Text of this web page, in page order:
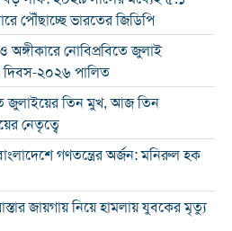
পৌঁছাচ্ছে ভারতের জিডিপি
ও অঙ্গীকারে নোবিপ্রবিতে জুলাই
দিবস-২০২৬ পালিত
জুলাইয়ের তিন মুখ, আজ তিন
নেতৃত্বে
গণতন্ত্রের অর্জন: মনিরুল হক
জায়গায় নিয়ে হামলায় যুবকের মৃত্যু